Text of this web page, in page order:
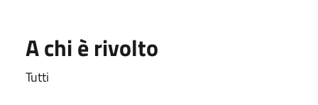
A chi è rivolto
Tutti